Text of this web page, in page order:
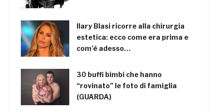
Ilary Blasi ricorre alla chirurgia
estetica: ecco come era prima e
com’è adesso…
30 buffi bimbi che hanno
“rovinato” le foto di famiglia
(GUARDA)